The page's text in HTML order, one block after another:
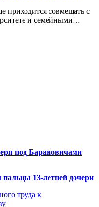
приходится совмещать с
и семейными…
под Барановичами
пальцы 13-летней дочери
труда к